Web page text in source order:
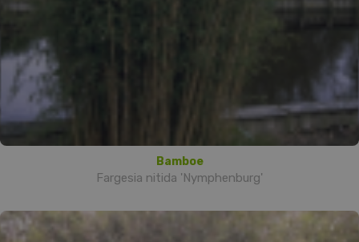
Bamboe
Fargesia nitida 'Nymphenburg'